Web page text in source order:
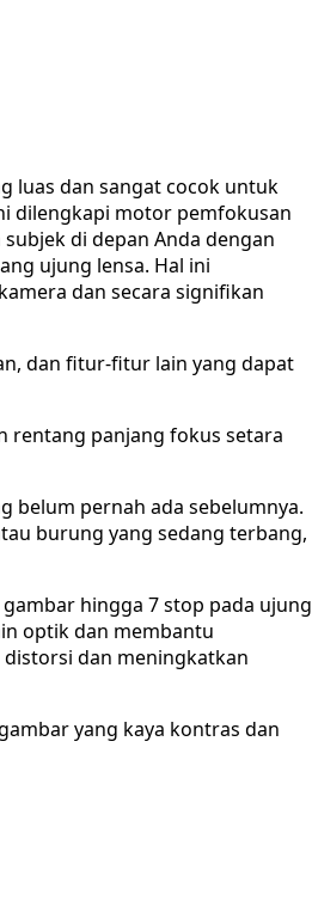
luas dan sangat cocok untuk
dilengkapi motor pemfokusan
di depan Anda dengan
ujung lensa. Hal ini
dan secara signifikan
dan fitur-fitur lain yang dapat
rentang panjang fokus setara
belum pernah ada sebelumnya.
burung yang sedang terbang,
hingga 7 stop pada ujung
optik dan membantu
dan meningkatkan
yang kaya kontras dan